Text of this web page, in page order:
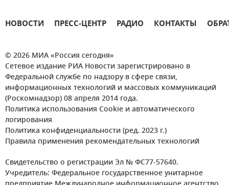
НОВОСТИ ПРЕСС-ЦЕНТР РАДИО КОНТАКТЫ
© 2026 МИА «Россия сегодня»
Сетевое издание РИА Новости зарегистрировано в
Федеральной службе по надзору в сфере связи,
информационных технологий и массовых коммуникаций
(Роскомнадзор) 08 апреля 2014 года.
Политика использования Cookie и автоматического
логирования
Политика конфиденциальности (ред. 2023 г.)
Правила применения рекомендательных технологий
Свидетельство о регистрации Эл № ФС77-57640.
Учредитель: Федеральное государственное унитарное